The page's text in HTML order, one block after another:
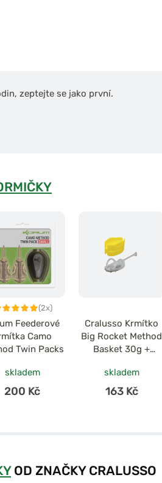
zeptejte se jako první.
(2x)
Feederové
Camo
Twin Packs
skladem
200 Kč
Cralusso Krmítko
Big Rocket Method
Basket 30g +
skladem
163 Kč
OD ZNAČKY CRALUSSO